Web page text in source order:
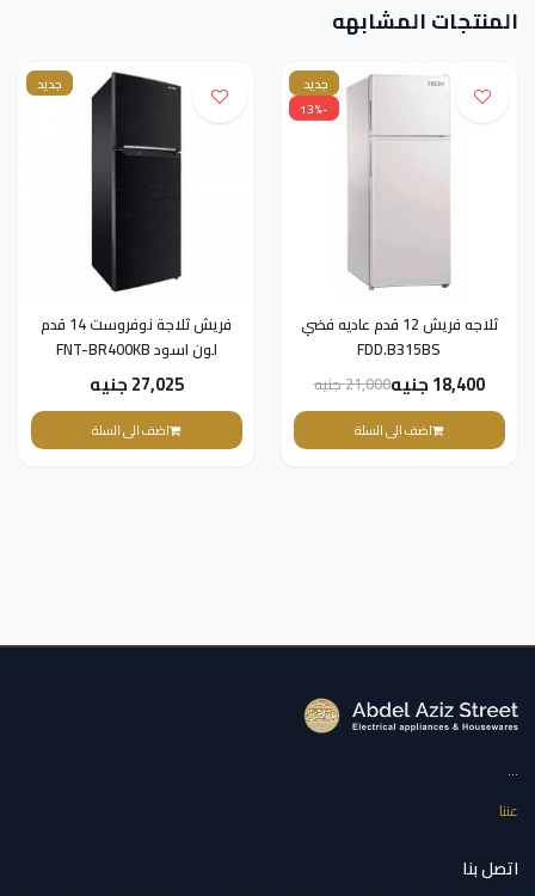
المنتجات المشابهه
جديد
-13%
ثلاجه فريش 12 قدم عاديه فضي
FDD.B315BS
18,400 جنيه 21,000 جنيه
اضف الى السلة
جديد
فريش ثلاجة نوفروست 14 قدم
لون اسود FNT-BR400KB
27,025 جنيه
اضف الى السلة
...
عننا
اتصل بنا